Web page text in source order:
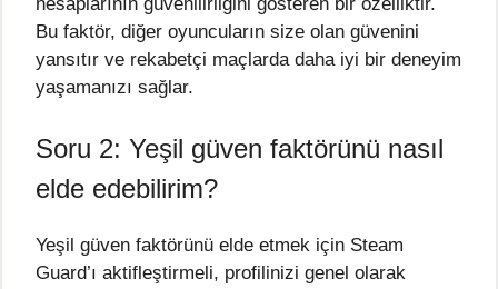
Bu faktör, diğer oyuncuların size olan güvenini
yansıtır ve rekabetçi maçlarda daha iyi bir deneyim
yaşamanızı sağlar.
Soru 2: Yeşil güven faktörünü nasıl
elde edebilirim?
Yeşil güven faktörünü elde etmek için Steam
Guard’ı aktifleştirmeli, profilinizi genel olarak